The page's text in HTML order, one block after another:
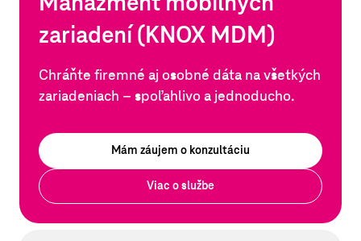
zariadení (KNOX MDM)
Chráňte firemné aj osobné dáta na všetkých
zariadeniach – spoľahlivo a jednoducho.
Mám záujem o konzultáciu
Viac o službe